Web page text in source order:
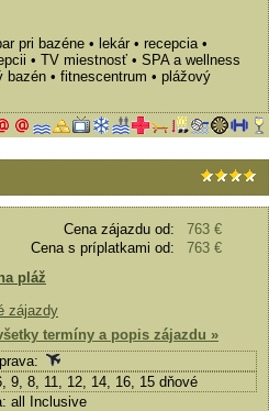
pri bazéne • lekár • recepcia •
• TV miestnosť • SPA a wellness
bazén • fitnescentrum • plážový
Cena zájazdu od:
763 €
Cena s príplatkami od:
763 €
pláž
zájazdy
termíny a popis zájazdu »
9, 8, 11, 12, 14, 16, 15 dňové
all Inclusive